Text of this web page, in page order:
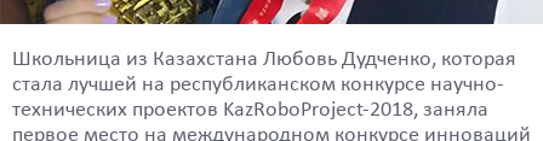
Школьница из Казахстана Любовь Дудченко, которая
стала лучшей на республиканском конкурсе научно-
технических проектов KazRoboProject-2018, заняла
первое место на международном конкурсе инноваций